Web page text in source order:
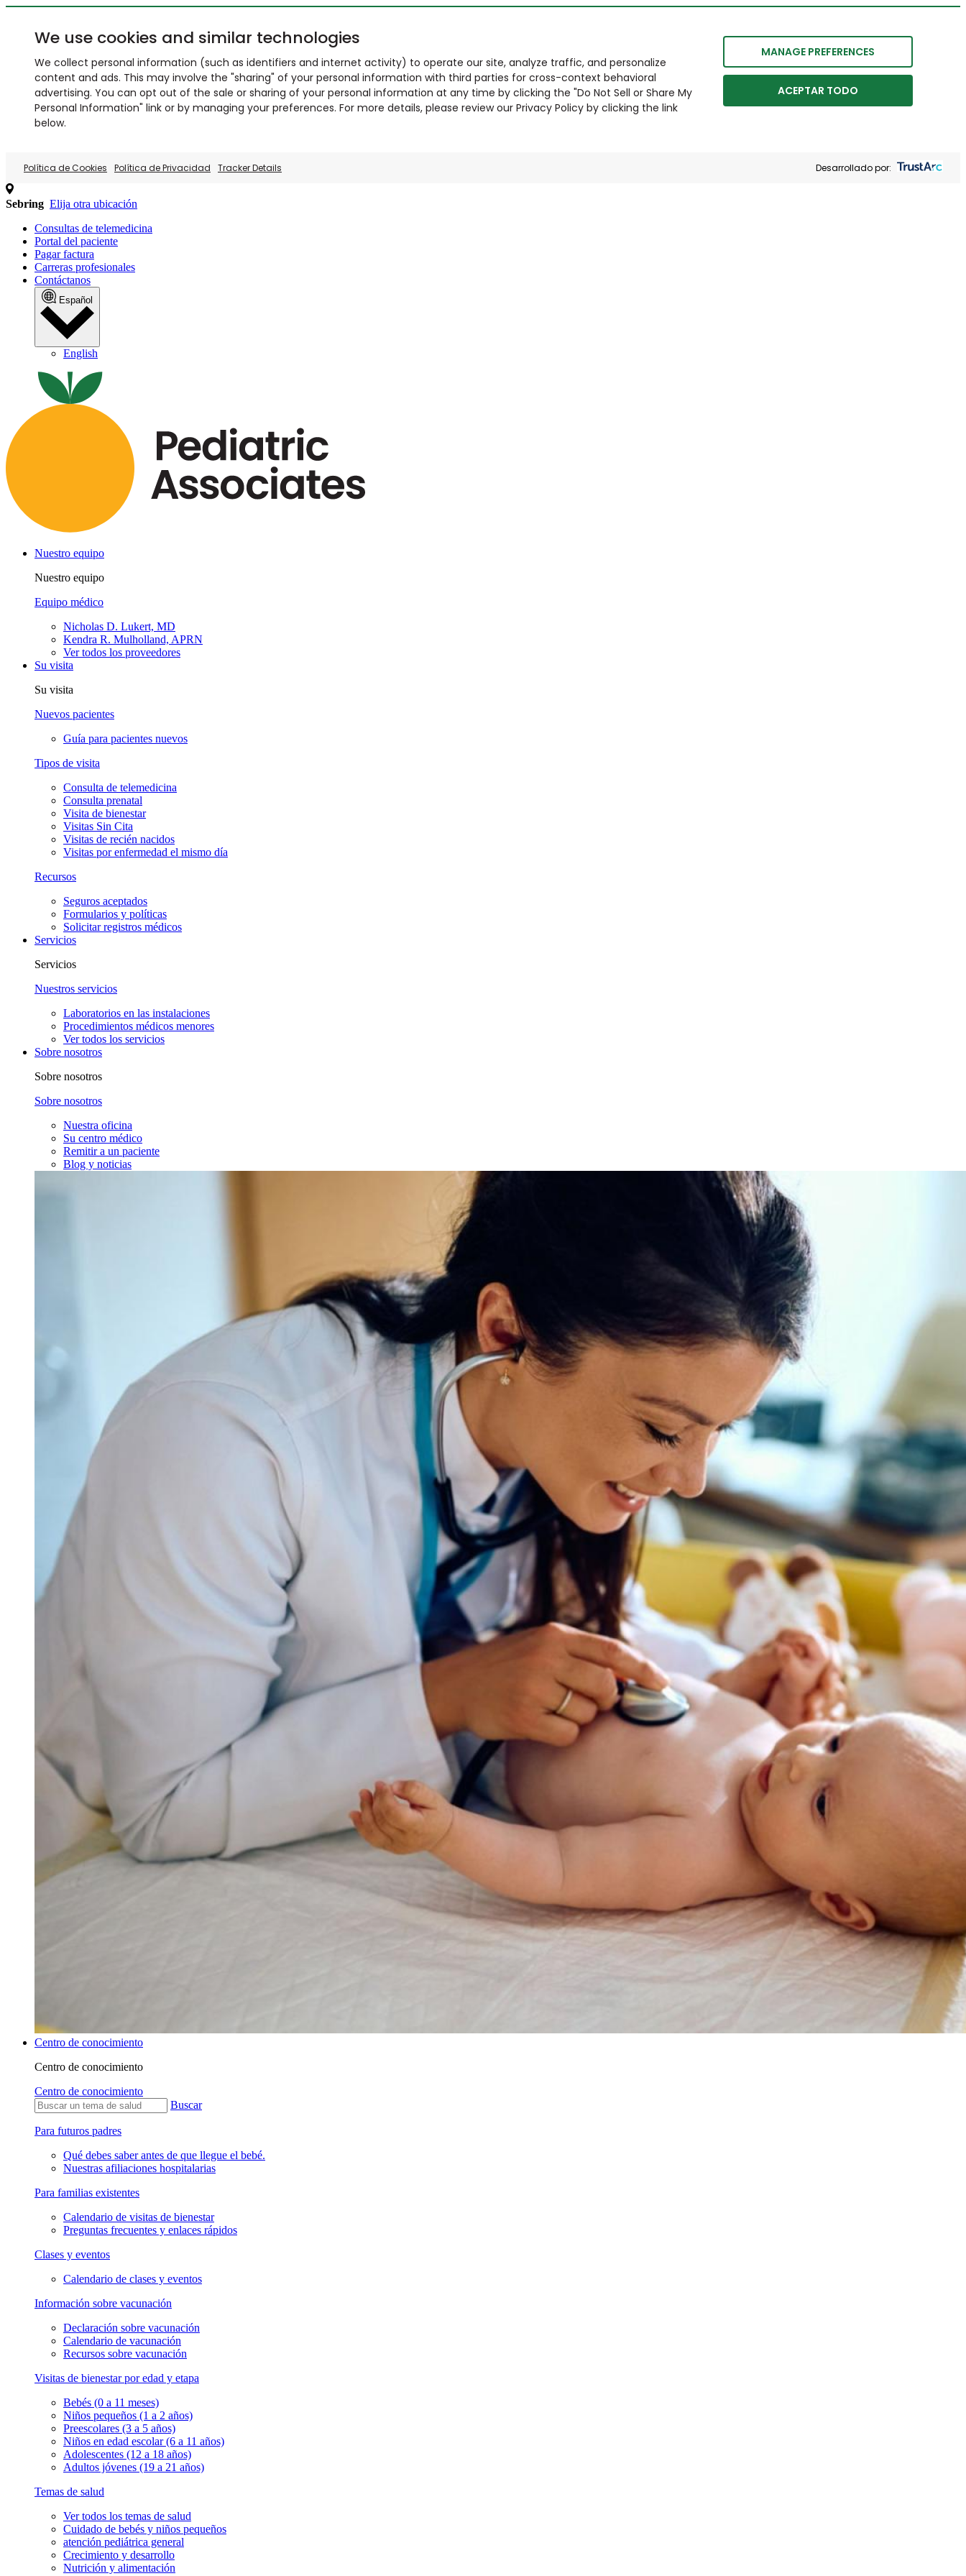
We use cookies and similar technologies
We collect personal information (such as identifiers and internet activity) to operate our site, analyze traffic, and personalize
content and ads. This may involve the "sharing" of your personal information with third parties for cross-context behavioral
advertising. You can opt out of the sale or sharing of your personal information at any time by clicking the "Do Not Sell or Share My
Personal Information" link or by managing your preferences. For more details, please review our Privacy Policy by clicking the link
below.
MANAGE PREFERENCES
ACEPTAR TODO
Política de Cookies Política de Privacidad Tracker Details Desarrollado por:
Sebring Elija otra ubicación
Consultas de telemedicina
Portal del paciente
Pagar factura
Carreras profesionales
Contáctanos
Español
English
Nuestro equipo
Nuestro equipo
Equipo médico
Nicholas D. Lukert, MD
Kendra R. Mulholland, APRN
Ver todos los proveedores
Su visita
Su visita
Nuevos pacientes
Guía para pacientes nuevos
Tipos de visita
Consulta de telemedicina
Consulta prenatal
Visita de bienestar
Visitas Sin Cita
Visitas de recién nacidos
Visitas por enfermedad el mismo día
Recursos
Seguros aceptados
Formularios y políticas
Solicitar registros médicos
Servicios
Servicios
Nuestros servicios
Laboratorios en las instalaciones
Procedimientos médicos menores
Ver todos los servicios
Sobre nosotros
Sobre nosotros
Sobre nosotros
Nuestra oficina
Su centro médico
Remitir a un paciente
Blog y noticias
Centro de conocimiento
Centro de conocimiento
Centro de conocimiento
Buscar
Para futuros padres
Qué debes saber antes de que llegue el bebé.
Nuestras afiliaciones hospitalarias
Para familias existentes
Calendario de visitas de bienestar
Preguntas frecuentes y enlaces rápidos
Clases y eventos
Calendario de clases y eventos
Información sobre vacunación
Declaración sobre vacunación
Calendario de vacunación
Recursos sobre vacunación
Visitas de bienestar por edad y etapa
Bebés (0 a 11 meses)
Niños pequeños (1 a 2 años)
Preescolares (3 a 5 años)
Niños en edad escolar (6 a 11 años)
Adolescentes (12 a 18 años)
Adultos jóvenes (19 a 21 años)
Temas de salud
Ver todos los temas de salud
Cuidado de bebés y niños pequeños
atención pediátrica general
Crecimiento y desarrollo
Nutrición y alimentación